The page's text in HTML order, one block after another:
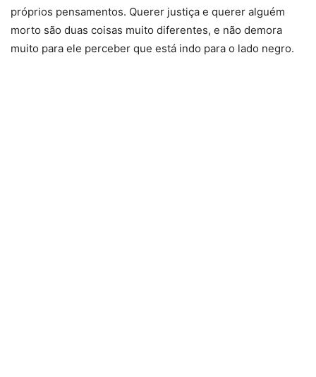
próprios pensamentos. Querer justiça e querer alguém
morto são duas coisas muito diferentes, e não demora
muito para ele perceber que está indo para o lado negro.